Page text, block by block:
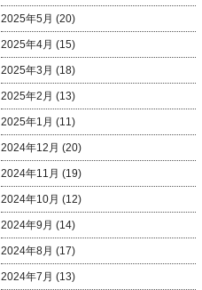
2025年5月 (20)
2025年4月 (15)
2025年3月 (18)
2025年2月 (13)
2025年1月 (11)
2024年12月 (20)
2024年11月 (19)
2024年10月 (12)
2024年9月 (14)
2024年8月 (17)
2024年7月 (13)